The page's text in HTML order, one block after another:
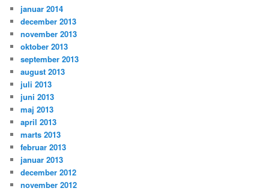
januar 2014
december 2013
november 2013
oktober 2013
september 2013
august 2013
juli 2013
juni 2013
maj 2013
april 2013
marts 2013
februar 2013
januar 2013
december 2012
november 2012